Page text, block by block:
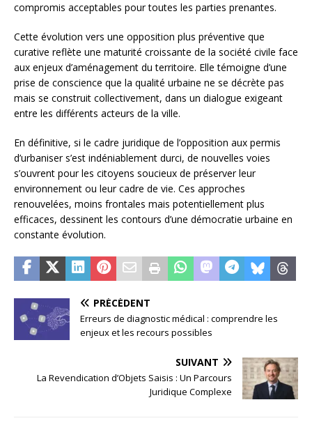
compromis acceptables pour toutes les parties prenantes.
Cette évolution vers une opposition plus préventive que
curative reflète une maturité croissante de la société civile face
aux enjeux d’aménagement du territoire. Elle témoigne d’une
prise de conscience que la qualité urbaine ne se décrète pas
mais se construit collectivement, dans un dialogue exigeant
entre les différents acteurs de la ville.
En définitive, si le cadre juridique de l’opposition aux permis
d’urbaniser s’est indéniablement durci, de nouvelles voies
s’ouvrent pour les citoyens soucieux de préserver leur
environnement ou leur cadre de vie. Ces approches
renouvelées, moins frontales mais potentiellement plus
efficaces, dessinent les contours d’une démocratie urbaine en
constante évolution.
PRÉCÉDENT
Erreurs de diagnostic médical : comprendre les
enjeux et les recours possibles
SUIVANT
La Revendication d’Objets Saisis : Un Parcours
Juridique Complexe